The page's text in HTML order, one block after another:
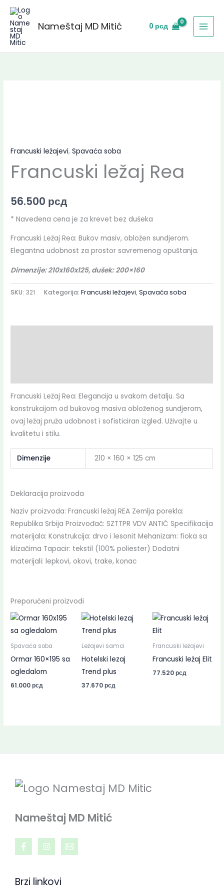
Skip
content
Nameštaj MD Mitić 0 рсд
Francuski ležajevi,Spavaća soba
Francuski ležaj Rea
56.500 рсд
* Navedena cena je za krevet bez dušeka
Francuski Ležaj Rea: Bukov masiv, obložen sundjerom.
Elegantna udobnost za prostor savremenog opuštanja.
Dimenzije: 210x160x125, dušek: 200×160
SKU: 321 Kategorija:Francuski ležajevi,Spavaća soba
Francuski Ležaj Rea: Elegancija u svakom detalju. Sa
konstrukcijom od bukovog masiva obloženog sundjerom,
ovaj ležaj pruža udobnost i sofisticiran izgled. Uživajte u
kvalitetu i stilu.
Dimenzije 210 × 160 × 125 cm
Deklaracija proizvoda
Naziv proizvoda: Francuski ležaj REA Zemlja porekla:
Republika Srbija Proizvođač: SZTTPR VDV ANTIĆ Specifikacija
materijala: Konstrukcija: drvo i lesonit Mehanizam: fioka sa
klizačima Tapacir: tekstil (100% poliester) Dodatni
materijali: lepkovi, okovi, trake, konac
Preporučeni proizvodi
Spavaća soba
Ormar 160×195 sa
ogledalom
61.000рсд
Ležajevi samci
Hotelski lezaj
Trend plus
37.670рсд
Francuski ležajevi
Francuski ležaj Elit
77.520рсд
Nameštaj MD Mitić
Brzi linkovi